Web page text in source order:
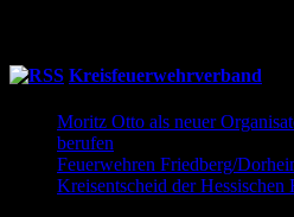
Kreisfeuerwehrverband
Moritz Otto als neuer
berufen
Feuerwehren Friedberg/
Kreisentscheid der Hessischen